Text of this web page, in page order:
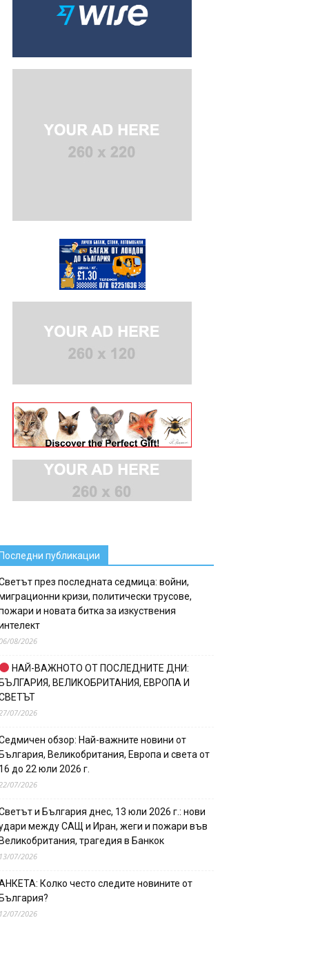
публикации
през последната седмица: войни,
кризи, политически трусове,
и новата битка за изкуствения
08/2026
НАЙ-ВАЖНОТО ОТ ПОСЛЕДНИТЕ ДНИ:
ВЕЛИКОБРИТАНИЯ, ЕВРОПА И
07/2026
обзор: Най-важните новини от
Великобритания, Европа и света от
до 22 юли 2026 г.
07/2026
и България днес, 13 юли 2026 г.: нови
между САЩ и Иран, жеги и пожари във
трагедия в Банкок
07/2026
Колко често следите новините от
07/2026